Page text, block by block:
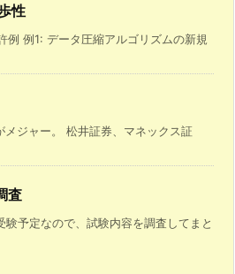
性
例 例1: データ圧縮アルゴリズムの新規
メジャー。 松井証券、マネックス証
査
予定なので、試験内容を調査してまと